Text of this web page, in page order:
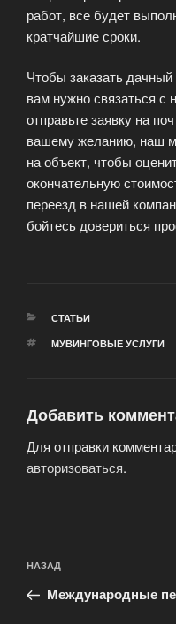
работ, все будет
кратчайшие сроки.
Чтобы заказать
вам нужно связаться
отправьте заявку на
вашему желанию, наш
на объект, чтобы
окончательную
переезд в нашей
бойтесь довериться
РУБРИКИ
СТАТЬИ
МЕТКИ
МУВИНГОВЫЕ УСЛУГИ
Добавить
Для отправки
авторизоваться.
по
записям
Предыдущая
запись:
НАЗАД
Международные